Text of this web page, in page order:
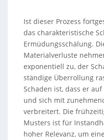
Ist dieser Prozess
das charakteristische
Ermüdungsschälung.
Materialverluste
exponentiell zu, der
ständige Überrollung
Schaden ist, dass er
und sich mit
verbreitert. Die
Musters ist für
hoher Relevanz, um